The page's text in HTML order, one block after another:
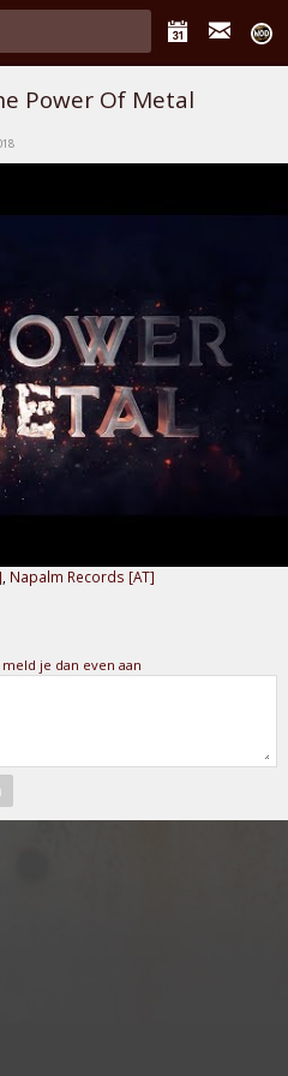
Power Of Metal
Napalm Records [AT]
meld je dan even aan